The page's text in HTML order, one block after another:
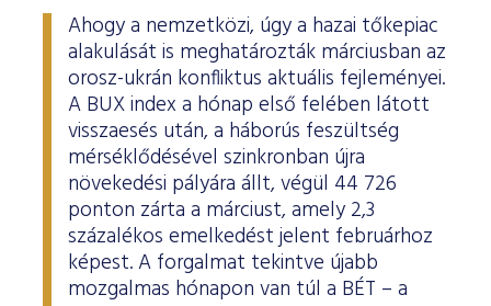
Ahogy a nemzetközi, úgy a hazai tőkepiac
alakulását is meghatározták márciusban az
orosz-ukrán konfliktus aktuális fejleményei.
A BUX index a hónap első felében látott
visszaesés után, a háborús feszültség
mérséklődésével szinkronban újra
növekedési pályára állt, végül 44 726
ponton zárta a márciust, amely 2,3
százalékos emelkedést jelent februárhoz
képest. A forgalmat tekintve újabb
mozgalmas hónapon van túl a BÉT – a